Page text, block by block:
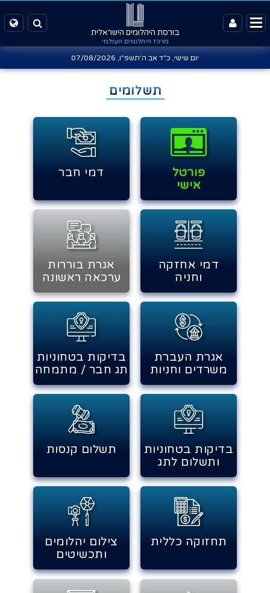
בורסת היהלומים הישראלית
מרכז היהלומים העולמי
יום שישי, כ"ד אב ה'תשפ"ו, 07/08/2026
תשלומים
פורטל
אישי
דמי חבר
דמי אחזקה
וחניה
אגרת בוררות
ערכאה ראשונה
אגרת העברת
משרדים וחניות
בדיקות בטחוניות
תג חבר / מתמחה
בדיקות בטחוניות
ותשלום לתג
תשלום קנסות
תחזוקה כללית
צילום יהלומים
ותכשיטים